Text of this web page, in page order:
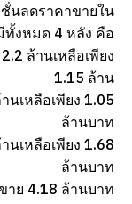
นลดราคาขายใน
ทั้งหมด 4 หลัง คือ
ล้านเหลือเพียง
1.15 ล้าน
เหลือเพียง 1.05
ล้านบาท
เหลือเพียง 1.68
ล้านบาท
าย 4.18 ล้านบาท